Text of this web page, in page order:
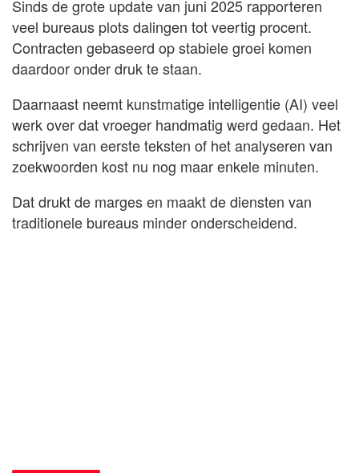
Sinds de grote update van juni 2025 rapporteren
veel bureaus plots dalingen tot veertig procent.
Contracten gebaseerd op stabiele groei komen
daardoor onder druk te staan.
Daarnaast neemt kunstmatige intelligentie (AI) veel
werk over dat vroeger handmatig werd gedaan. Het
schrijven van eerste teksten of het analyseren van
zoekwoorden kost nu nog maar enkele minuten.
Dat drukt de marges en maakt de diensten van
traditionele bureaus minder onderscheidend.